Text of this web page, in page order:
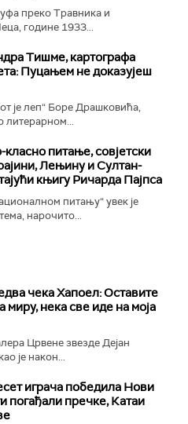
преко Травника и
године 1933...
Тишме, картографа
Пуцањем не доказујеш
је леп“ Боре Драшковића,
питање, совјетски
Лењину и Султан-
књигу Ричарда Пајпса
питању“ увек је
нарочито...
чека Хапоел: Оставите
миру, нека све иде на моја
Црвене звезде Дејан
је након...
играча победила Нови
погађали пречке, Катаи